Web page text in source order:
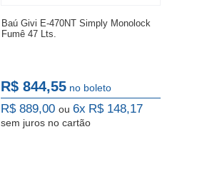
Baú Givi E-470NT Simply Monolock
Fumê 47 Lts.
R$ 844,55 no boleto
R$ 889,00 ou 6x R$ 148,17
sem juros no cartão